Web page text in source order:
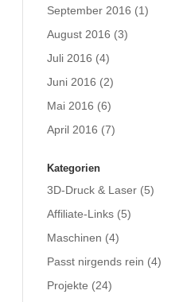
September 2016 (1)
August 2016 (3)
Juli 2016 (4)
Juni 2016 (2)
Mai 2016 (6)
April 2016 (7)
Kategorien
3D-Druck & Laser (5)
Affiliate-Links (5)
Maschinen (4)
Passt nirgends rein (4)
Projekte (24)